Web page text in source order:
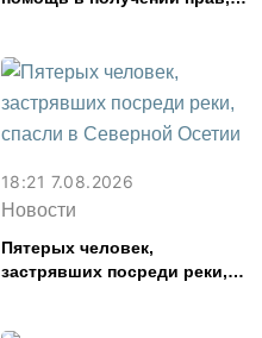
18:21 7.08.2026
Новости
Пятерых человек,
застрявших посреди реки,